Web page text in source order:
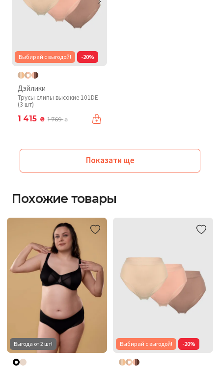
Выбирай с выгодой! -20%
Дэйлики
Трусы слипы высокие 101DE
(3 шт)
1 415 ₴ 1 769₴
Показати ще
Похожие товары
Выгода от 2 шт! Выбирай с выгодой! -20%